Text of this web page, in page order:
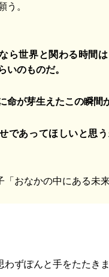
う。
ら世界と関わる時間
いのものだ。
命が芽生えたこの瞬間
であってほしいと思
「おなかの中にある未
わずぽんと手をたたきま